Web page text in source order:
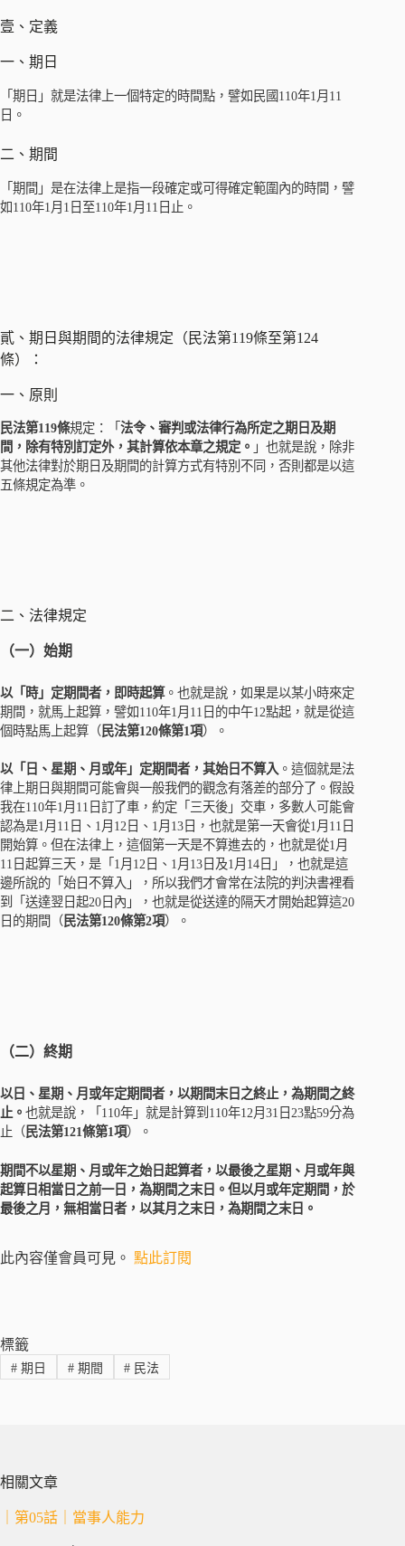
壹、定義
一、期日
「期日」就是法律上一個特定的時間點，譬如民國110年1月11
日。
二、期間
「期間」是在法律上是指一段確定或可得確定範圍內的時間，譬
如110年1月1日至110年1月11日止。
貳、期日與期間的法律規定（民法第119條至第124
條）：
一、原則
民法第119條規定：「法令、審判或法律行為所定之期日及期
間，除有特別訂定外，其計算依本章之規定。 」也就是說，除非
其他法律對於期日及期間的計算方式有特別不同，否則都是以這
五條規定為準。
二、法律規定
（一）始期
以「時」定期間者，即時起算。也就是說，如果是以某小時來定
期間，就馬上起算，譬如110年1月11日的中午12點起，就是從這
個時點馬上起算（ 民法第120條第1項）。
以「日、星期、月或年」定期間者，其始日不算入 。這個就是法
律上期日與期間可能會與一般我們的觀念有落差的部分了。假設
我在110年1月11日訂了車，約定「三天後」交車，多數人可能會
認為是1月11日、1月12日、1月13日，也就是第一天會從1月11日
開始算。但在法律上，這個第一天是不算進去的，也就是從1月
11日起算三天，是「1月12日、1月13日及1月14日」，也就是這
邊所說的「始日不算入」，所以我們才會常在法院的判決書裡看
到「送達翌日起20日內」，也就是從送達的隔天才開始起算這20
日的期間（ 民法第120條第2項）。
（二）終期
以日、星期、月或年定期間者，以期間末日之終止，為期間之終
止。 也就是說，「110年」就是計算到110年12月31日23點59分為
止（ 民法第121條第1項）。
期間不以星期、月或年之始日起算者，以最後之星期、月或年與
起算日相當日之前一日，為期間之末日。但以月或年定期間，於
最後之月，無相當日者，以其月之末日，為期間之末日。
此內容僅會員可見。 點此訂閱
標籤
#期日 #期間 # 民法
相關文章
｜第05話｜當事人能力